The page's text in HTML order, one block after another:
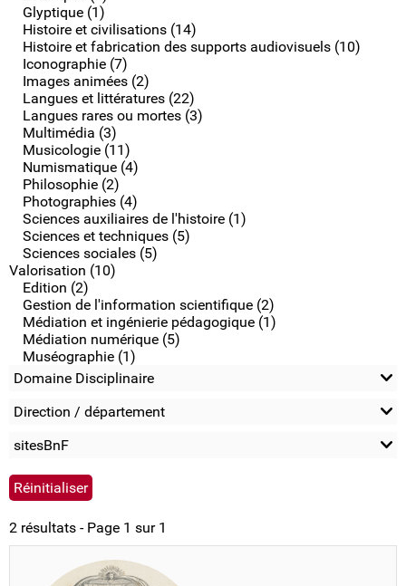
Glyptique (1)
Histoire et civilisations (14)
Histoire et fabrication des supports audiovisuels (10)
Iconographie (7)
Images animées (2)
Langues et littératures (22)
Langues rares ou mortes (3)
Multimédia (3)
Musicologie (11)
Numismatique (4)
Philosophie (2)
Photographies (4)
Sciences auxiliaires de l'histoire (1)
Sciences et techniques (5)
Sciences sociales (5)
Valorisation (10)
Edition (2)
Gestion de l'information scientifique (2)
Médiation et ingénierie pédagogique (1)
Médiation numérique (5)
Muséographie (1)
Domaine Disciplinaire
Direction / département
sitesBnF
2 résultats - Page 1 sur 1